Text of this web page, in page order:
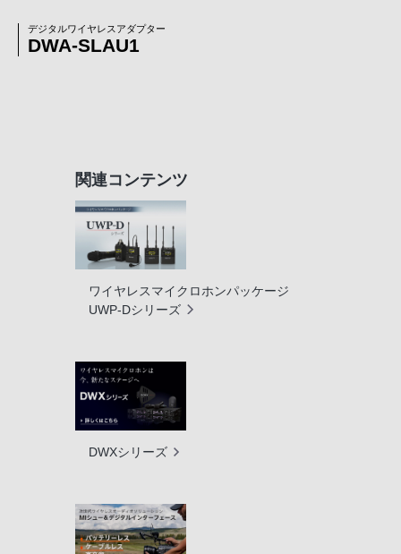
デジタルワイヤレスアダプター
DWA-SLAU1
関連コンテンツ
ワイヤレスマイクロホンパッケージ
UWP-Dシリーズ
DWXシリーズ